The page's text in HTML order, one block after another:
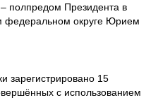
полпредом Президента в
федеральном округе Юрием
зарегистрировано 15
с использованием